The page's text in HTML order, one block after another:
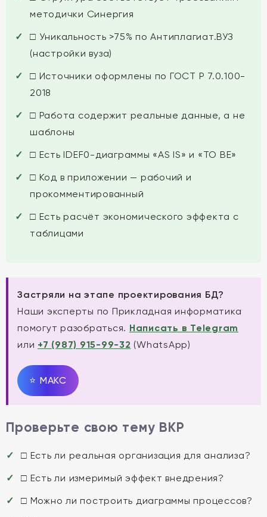
методички Синергия
□ Уникальность >75% по Антиплагиат.ВУЗ
(настройки вуза)
□ Источники оформлены по ГОСТ Р 7.0.100-
2018
□ Работа содержит реальные данные, а не
шаблоны
□ Есть IDEF0-диаграммы «AS IS» и «TO BE»
□ Код в приложении — рабочий и
прокомментированный
□ Есть расчёт экономического эффекта с
таблицами
Застряли на этапе проектирования БД?
Наши эксперты по Прикладная информатика
помогут разобраться. Написать в Telegram
или +7 (987) 915-99-32 (WhatsApp)
⭐ MAКС
Проверьте свою тему ВКР
□ Есть ли реальная организация для анализа?
□ Есть ли измеримый эффект внедрения?
□ Можно ли построить диаграммы процессов?